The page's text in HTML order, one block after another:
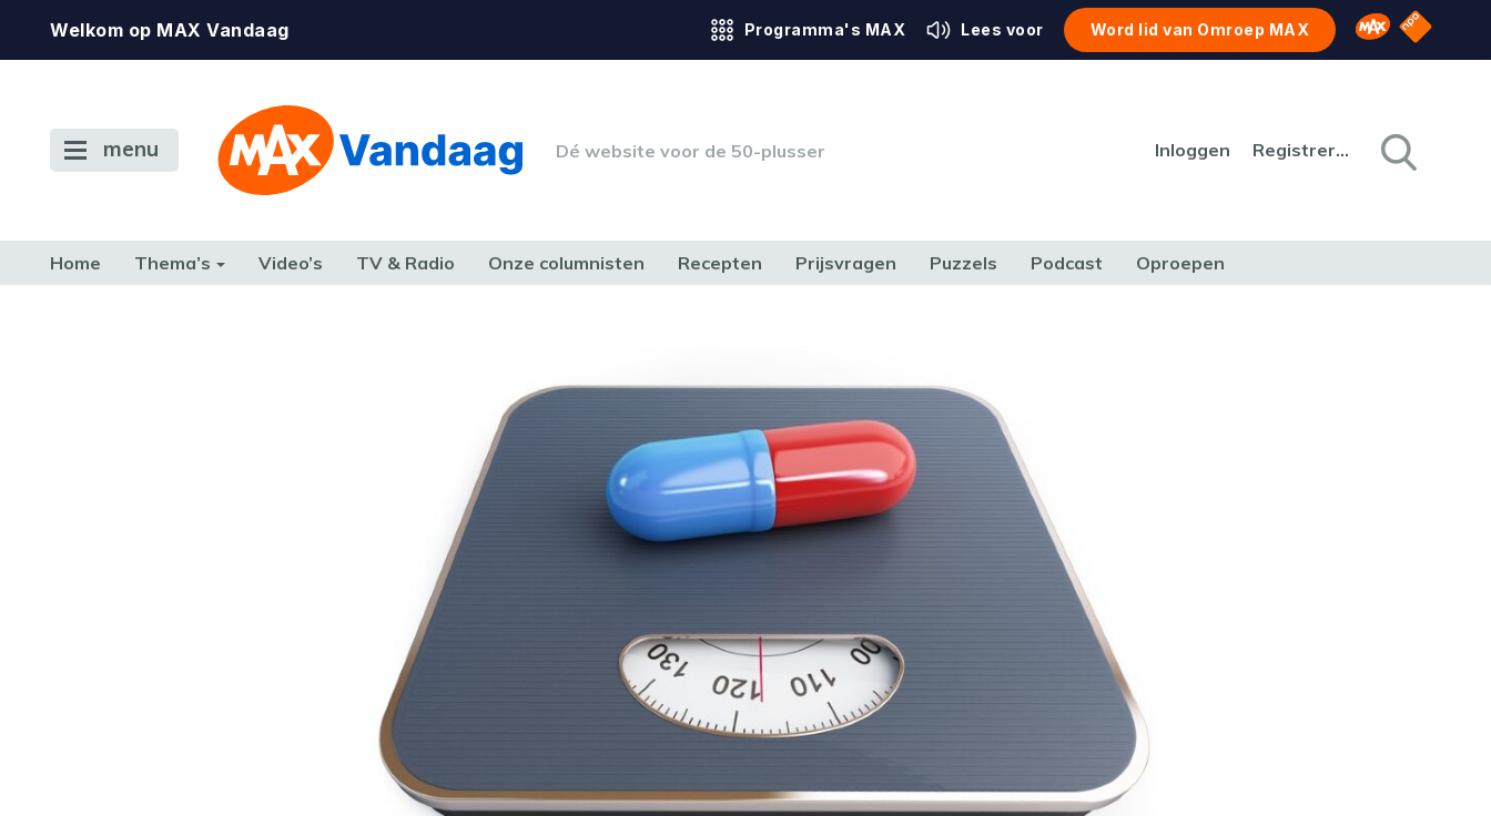
Welkom op MAX Vandaag Programma's MAX Lees voor Word lid van Omroep MAX Omroep MAX
NPO
menu Dé website voor de 50-plusser Inloggen Registreren
Home Thema’s Video’s TV & Radio Onze columnisten Recepten Prijsvragen Puzzels Podcast Oproepen